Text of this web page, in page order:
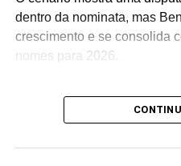
dentro da nominata, mas
crescimento e se consolida
nomes para 2026.